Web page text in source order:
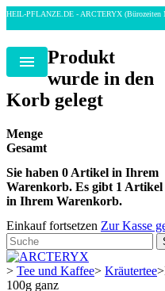
HEIL-PFLANZE.DE - ARCTERYX (Bürozeiten
Menu
Produkt
wurde in den
Korb gelegt
Menge
Gesamt
Sie haben 0 Artikel in Ihrem
Warenkorb. Es gibt 1 Artikel
in Ihrem Warenkorb.
Einkauf fortsetzen Zur Kasse
> Tee und Kaffee> Kräutertee>
100g ganz